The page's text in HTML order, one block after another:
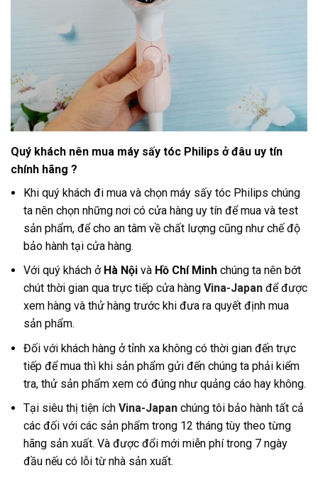
Quý khách nên mua máy sấy tóc Philips ở đâu uy tín
chính hãng ?
Khi quý khách đi mua và chọn máy sấy tóc Philips chúng
ta nên chọn những nơi có cửa hàng uy tín để mua và test
sản phẩm, để cho an tâm về chất lượng cũng như chế độ
bảo hành tại cửa hàng.
Với quý khách ở Hà Nội và Hồ Chí Minh chúng ta nên bớt
chút thời gian qua trực tiếp cửa hàng Vina-Japan để được
xem hàng và thử hàng trước khi đưa ra quyết định mua
sản phẩm.
Đối với khách hàng ở tỉnh xa không có thời gian đến trực
tiếp để mua thì khi sản phẩm gửi đến chúng ta phải kiểm
tra, thử sản phẩm xem có đúng như quảng cáo hay không.
Tại siêu thị tiện ích Vina-Japan chúng tôi bảo hành tất cả
các đối với các sản phẩm trong 12 tháng tùy theo từng
hãng sản xuất. Và được đổi mới miễn phí trong 7 ngày
đầu nếu có lỗi từ nhà sản xuất.